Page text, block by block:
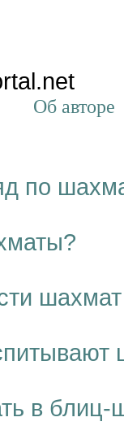
Об авторе
по
шахмат
в